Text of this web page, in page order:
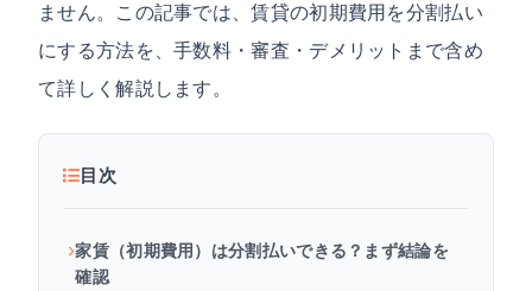
ません。この記事では、賃貸の初期費用を分割払い
にする方法を、手数料・審査・デメリットまで含め
て詳しく解説します。
目次
家賃（初期費用）は分割払いできる？まず結論を
確認